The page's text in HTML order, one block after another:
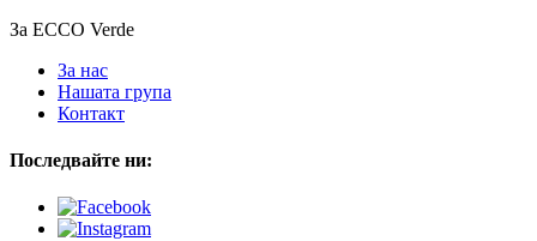
За ECCO Verde
За нас
Нашата група
Контакт
Последвайте ни: